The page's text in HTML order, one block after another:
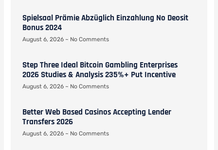
Spielsaal Prämie Abzüglich Einzahlung No Deosit
Bonus 2024
August 6, 2026 No Comments
Step Three Ideal Bitcoin Gambling Enterprises
2026 Studies & Analysis 235%+ Put Incentive
August 6, 2026 No Comments
Better Web Based Casinos Accepting Lender
Transfers 2026
August 6, 2026 No Comments